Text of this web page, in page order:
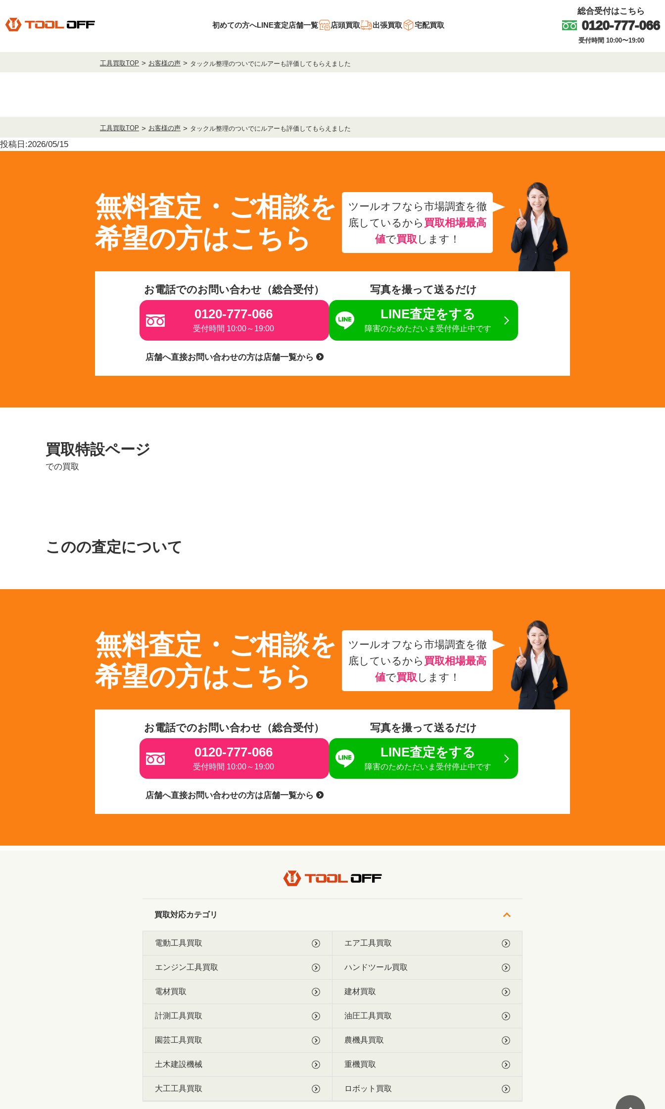
初めての方へLINE査定店舗一覧 店頭買取 出張買取 宅配買取
総合受付はこちら
0120-777-066
受付時間 10:00〜19:00
工具買取TOP お客様の声 タックル整理のついでにルアーも評価してもらえました
工具買取TOP お客様の声 タックル整理のついでにルアーも評価してもらえました
投稿日:2026/05/15
無料査定・ご相談を
希望の方はこちら
ツールオフなら市場調査を徹
底しているから 買取相場最高
値で買取 します！
お電話でのお問い合わせ（総合受付）
0120-777-066
受付時間 10:00～19:00
写真を撮って送るだけ
LINE査定をする
障害のためただいま受付停止中です
店舗へ直接お問い合わせの方は店舗一覧から
買取特設ページ
での買取
このの査定について
無料査定・ご相談を
希望の方はこちら
ツールオフなら市場調査を徹
底しているから 買取相場最高
値で買取 します！
お電話でのお問い合わせ（総合受付）
0120-777-066
受付時間 10:00～19:00
写真を撮って送るだけ
LINE査定をする
障害のためただいま受付停止中です
店舗へ直接お問い合わせの方は店舗一覧から
買取対応カテゴリ
電動工具買取 エア工具買取
エンジン工具買取 ハンドツール買取
電材買取 建材買取
計測工具買取 油圧工具買取
園芸工具買取 農機具買取
土木建設機械 重機買取
大工工具買取 ロボット買取